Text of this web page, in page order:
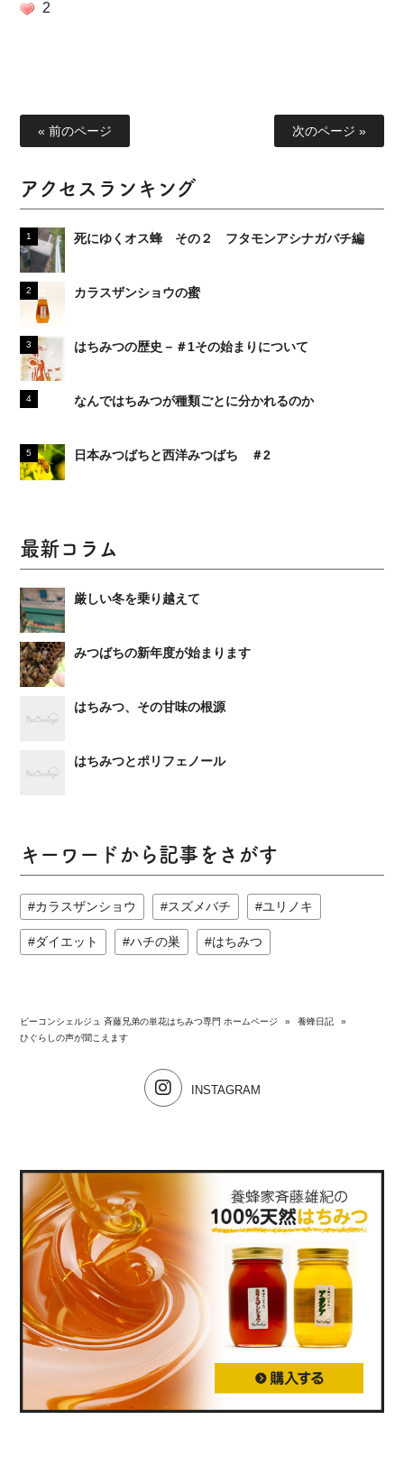
2
« 前のページ 次のページ »
アクセスランキング
死にゆくオス蜂 その２ フタモンアシナガバチ編
カラスザンショウの蜜
はちみつの歴史－＃1その始まりについて
なんではちみつが種類ごとに分かれるのか
日本みつばちと西洋みつばち ＃2
最新コラム
厳しい冬を乗り越えて
みつばちの新年度が始まります
はちみつ、その甘味の根源
はちみつとポリフェノール
キーワードから記事をさがす
カラスザンショウ スズメバチ ユリノキ
ダイエット ハチの巣 はちみつ
ビーコンシェルジュ 斉藤兄弟の単花はちみつ専門 ホームページ » 養蜂日記
»
ひぐらしの声が聞こえます
INSTAGRAM